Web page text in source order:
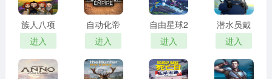
族人八项
修改器
进入
自动化帝
国修改器
进入
自由星球2
三十一项
修改器
进入
潜水员戴
夫修改器
PC
进入